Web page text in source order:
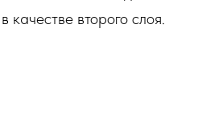
второго слоя.